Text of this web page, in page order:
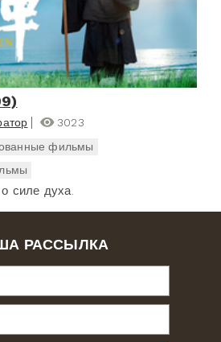
3023
фильмы
силе духа.
РАССЫЛКА